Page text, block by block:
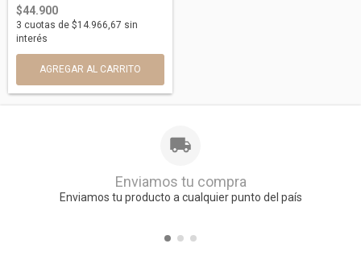
$44.900
3 cuotas de $14.966,67 sin
interés
AGREGAR AL CARRITO
Enviamos tu compra
Enviamos tu producto a cualquier punto del país